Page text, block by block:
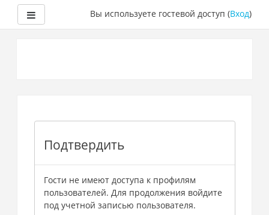
Боковая панельВы используете гостевой доступ (Вход)
Подтвердить
Гости не имеют доступа к профилям
пользователей. Для продолжения войдите
под учетной записью пользователя.